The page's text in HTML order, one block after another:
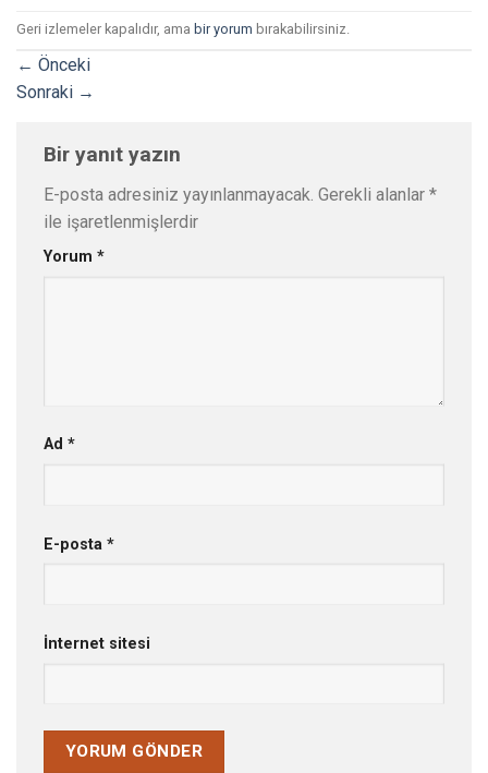
Geri izlemeler kapalıdır, ama bir yorum bırakabilirsiniz.
← Önceki
Sonraki →
Bir yanıt yazın
E-posta adresiniz yayınlanmayacak. Gerekli alanlar *
ile işaretlenmişlerdir
Yorum *
Ad *
E-posta *
İnternet sitesi